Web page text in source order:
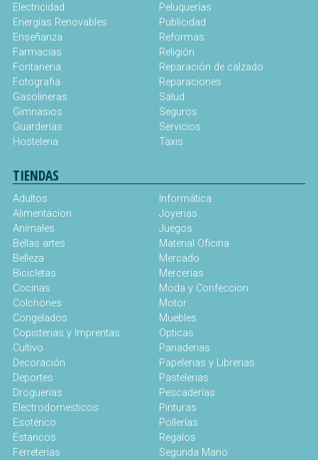
Electricidad
Energías Renovables
Enseñanza
Farmacias
Fontaneria
Fotografia
Gasolineras
Gimnasios
Guarderías
Hosteleria
Peluquerías
Publicidad
Reformas
Religión
Reparación de calzado
Reparaciones
Salud
Seguros
Servicios
Taxis
TIENDAS
Adultos
Alimentacion
Animales
Bellas artes
Belleza
Bicicletas
Cocinas
Colchones
Congelados
Copisterias y Imprentas
Cultivo
Decoración
Deportes
Droguerias
Electrodomesticos
Esotérico
Estancos
Ferreterias
Informática
Joyerias
Juegos
Material Oficina
Mercado
Mercerías
Moda y Confeccion
Motor
Muebles
Opticas
Panaderias
Papelerias y Librerias
Pastelerias
Pescaderías
Pinturas
Pollerías
Regalos
Segunda Mano